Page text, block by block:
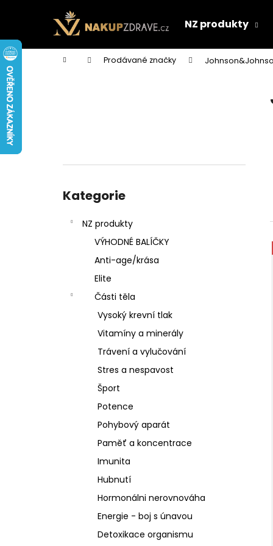
NZ produkty
Domů Prodávané značky
kategorie
Kategorie
NZ produkty
VÝHODNÉ BALÍČKY
Anti-age/krása
Elite
Části těla
Vysoký krevní tlak
Vitamíny a minerály
Trávení a vylučování
Stres a nespavost
Šport
Potence
Pohybový aparát
Paměť a koncentrace
Imunita
Hubnutí
Hormonálni nerovnováha
Energie - boj s únavou
Detoxikace organismu
š
í
k
Zpět
do
Zpět
do
SCHIZANDRA
329 Kč